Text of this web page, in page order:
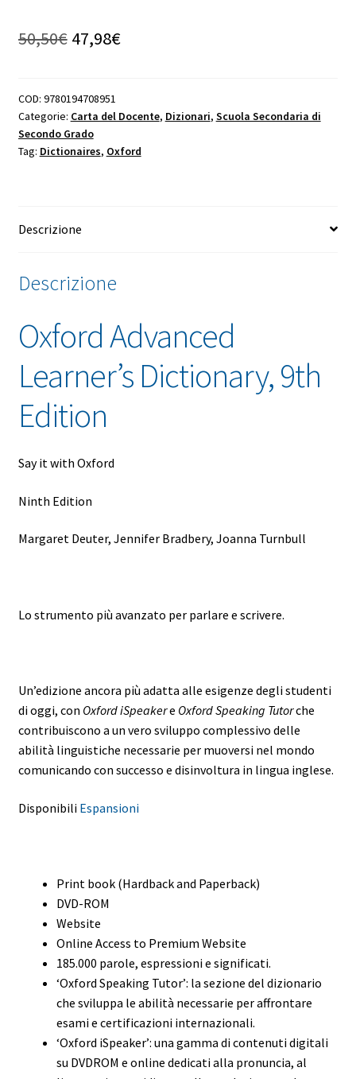
50,50€ Il
originale
era:
50,50€.
47,98€Il
è:
47,98€.
COD: 9780194708951
Categorie: Carta del Docente, Dizionari, Scuola Secondaria di
Secondo Grado
Tag: Dictionaires, Oxford
Descrizione
Descrizione
Oxford Advanced
Learner’s Dictionary, 9th
Edition
Say it with Oxford
Ninth Edition
Margaret Deuter, Jennifer Bradbery, Joanna Turnbull
Lo strumento più avanzato per parlare e scrivere.
Un’edizione ancora più adatta alle esigenze degli studenti
di oggi, con Oxford iSpeakere Oxford Speaking Tutorche
contribuiscono a un vero sviluppo complessivo delle
abilità linguistiche necessarie per muoversi nel mondo
comunicando con successo e disinvoltura in lingua inglese.
Disponibili Espansioni
Print book (Hardback and Paperback)
DVD-ROM
Website
Online Access to Premium Website
185.000 parole, espressioni e significati.
‘Oxford Speaking Tutor’: la sezione del dizionario
che sviluppa le abilità necessarie per affrontare
esami e certificazioni internazionali.
‘Oxford iSpeaker’: una gamma di contenuti digitali
su DVDROM e online dedicati alla pronuncia, al